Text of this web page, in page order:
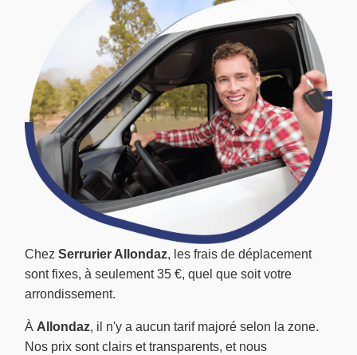
Chez Serrurier Allondaz, les frais de déplacement
sont fixes, à seulement 35 €, quel que soit votre
arrondissement.
À Allondaz, il n'y a aucun tarif majoré selon la zone.
Nos prix sont clairs et transparents, et nous